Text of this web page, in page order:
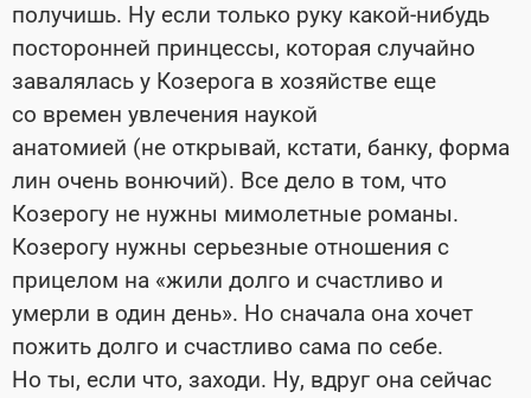
получишь. Ну если только руку какой-нибудь
посторонней принцессы, которая случайно
завалялась у Козерога в хозяйстве еще
со времен увлечения наукой
анатомией (не открывай, кстати, банку, форма
лин очень вонючий). Все дело в том, что
Козерогу не нужны мимолетные романы.
Козерогу нужны серьезные отношения с
прицелом на «жили долго и счастливо и
умерли в один день». Но сначала она хочет
пожить долго и счастливо сама по себе.
Но ты, если что, заходи. Ну, вдруг она сейчас